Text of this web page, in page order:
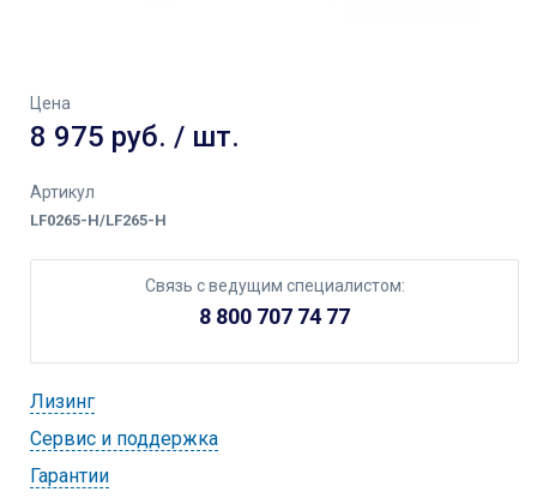
Цена
8 975 руб. / шт.
Артикул
LF0265-H/LF265-H
Связь с ведущим специалистом:
8 800 707 74 77
Лизинг
Cервис и поддержка
Гарантии